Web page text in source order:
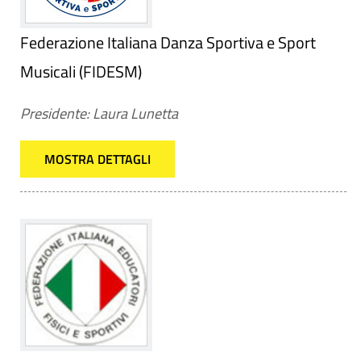
Federazione Italiana Danza Sportiva e Sport
Musicali (FIDESM)
Presidente: Laura Lunetta
MOSTRA DETTAGLI